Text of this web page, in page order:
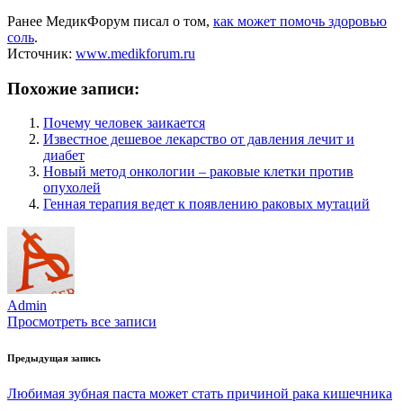
Ранее МедикФорум писал о том, как может помочь здоровью
соль.
Источник: www.medikforum.ru
Похожие записи:
Почему человек заикается
Известное дешевое лекарство от давления лечит и
диабет
Новый метод онкологии – раковые клетки против
опухолей
Генная терапия ведет к появлению раковых мутаций
Admin
Просмотреть все записи
Навигация
по
Предыдущая запись
Любимая зубная паста может стать причиной рака кишечника